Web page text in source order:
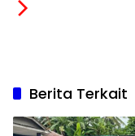
Berita Terkait